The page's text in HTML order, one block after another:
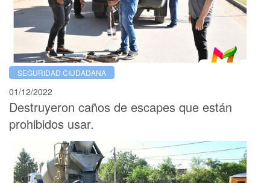
SEGURIDAD CIUDADANA
01/12/2022
Destruyeron caños de escapes que están
prohibidos usar.